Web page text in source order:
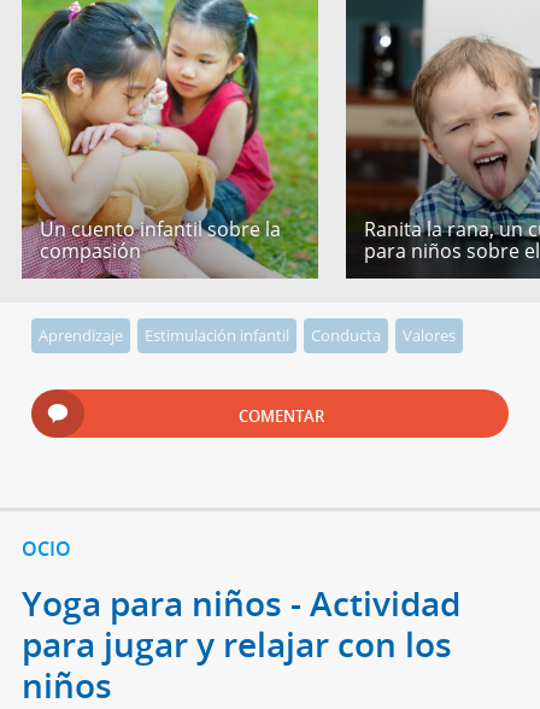
Un cuento infantil sobre la
compasión
Ranita la rana, un
para niños sobre
Aprendizaje Estimulación infantil Conducta Valores
COMENTAR
OCIO
Yoga para niños - Actividad
para jugar y relajar con los
niños